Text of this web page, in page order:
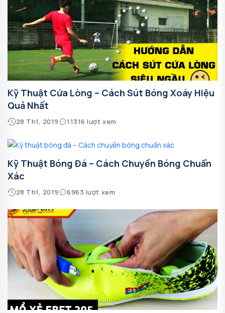
Kỹ Thuật Cứa Lòng – Cách Sút Bóng Xoáy Hiệu
Quả Nhất
28 Th1, 2019 11316 lượt xem
Kỹ Thuật Bóng Đá – Cách Chuyền Bóng Chuẩn
Xác
28 Th1, 2019 6963 lượt xem